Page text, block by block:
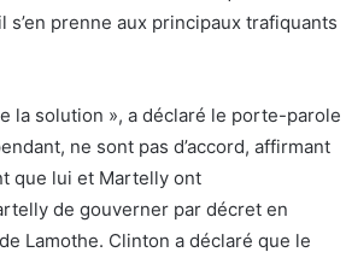
s’en prenne aux principaux trafiquants
la solution », a déclaré le porte-parole
ne sont pas d’accord, affirmant
que lui et Martelly ont
de gouverner par décret en
Lamothe. Clinton a déclaré que le